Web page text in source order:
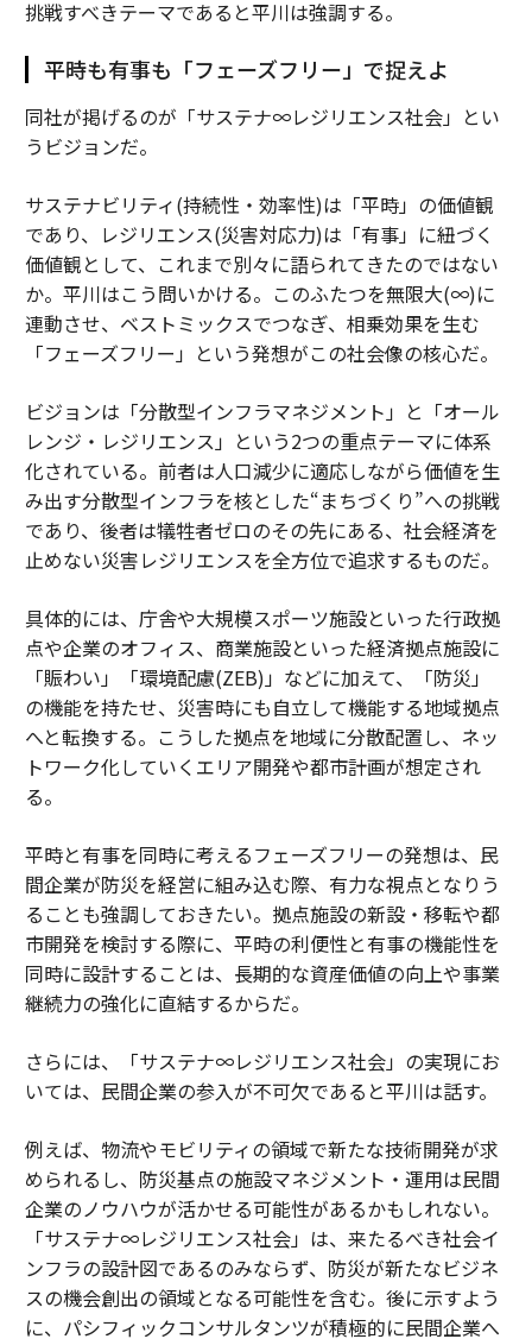
挑戦すべきテーマであると平川は強調する。
平時も有事も「フェーズフリー」で捉えよ
同社が掲げるのが「サステナ∞レジリエンス社会」とい
うビジョンだ。
サステナビリティ(持続性・効率性)は「平時」の価値観
であり、レジリエンス(災害対応力)は「有事」に紐づく
価値観として、これまで別々に語られてきたのではない
か。平川はこう問いかける。このふたつを無限大(∞)に
連動させ、ベストミックスでつなぎ、相乗効果を生む
「フェーズフリー」という発想がこの社会像の核心だ。
ビジョンは「分散型インフラマネジメント」と「オール
レンジ・レジリエンス」という2つの重点テーマに体系
化されている。前者は人口減少に適応しながら価値を生
み出す分散型インフラを核とした“まちづくり”への挑戦
であり、後者は犠牲者ゼロのその先にある、社会経済を
止めない災害レジリエンスを全方位で追求するものだ。
具体的には、庁舎や大規模スポーツ施設といった行政拠
点や企業のオフィス、商業施設といった経済拠点施設に
「賑わい」「環境配慮(ZEB)」などに加えて、「防災」
の機能を持たせ、災害時にも自立して機能する地域拠点
へと転換する。こうした拠点を地域に分散配置し、ネッ
トワーク化していくエリア開発や都市計画が想定され
る。
平時と有事を同時に考えるフェーズフリーの発想は、民
間企業が防災を経営に組み込む際、有力な視点となりう
ることも強調しておきたい。拠点施設の新設・移転や都
市開発を検討する際に、平時の利便性と有事の機能性を
同時に設計することは、長期的な資産価値の向上や事業
継続力の強化に直結するからだ。
さらには、「サステナ∞レジリエンス社会」の実現にお
いては、民間企業の参入が不可欠であると平川は話す。
例えば、物流やモビリティの領域で新たな技術開発が求
められるし、防災基点の施設マネジメント・運用は民間
企業のノウハウが活かせる可能性があるかもしれない。
「サステナ∞レジリエンス社会」は、来たるべき社会イ
ンフラの設計図であるのみならず、防災が新たなビジネ
スの機会創出の領域となる可能性を含む。後に示すよう
に、パシフィックコンサルタンツが積極的に民間企業へ